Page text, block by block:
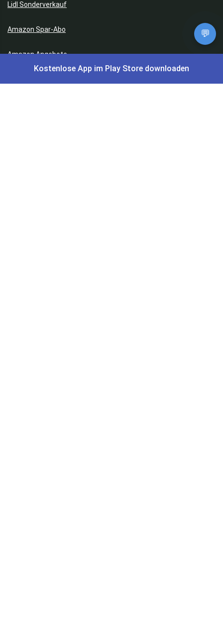
Lidl Sonderverkauf
Amazon Spar-Abo
Amazon Angebote
💬
Kostenlose App im Play Store downloaden